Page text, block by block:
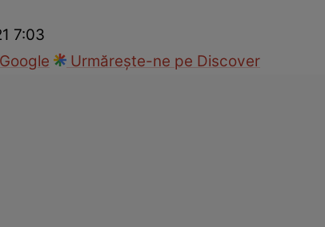
7:03
Urmărește-ne pe Discover